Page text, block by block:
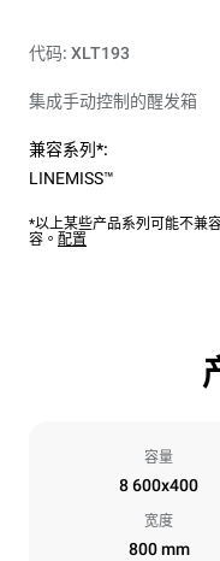
代码: XLT193
集成手动控制的醒发箱
兼容系列*:
LINEMISS™
*以上某些产品系列可能不兼
容。 配置
容量
8 600x400
宽度
800 mm